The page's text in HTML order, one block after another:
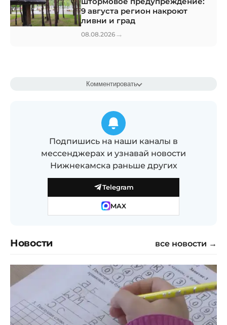
9 августа регион накроют
ливни и град
08.08.2026 →
Комментировать
Подпишись на наши каналы в
мессенджерах и узнавай новости
Нижнекамска раньше других
Telegram
MAX
Новости все новости →